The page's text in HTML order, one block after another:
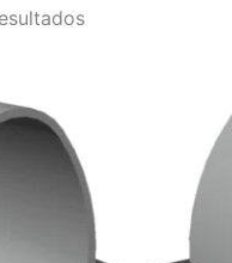
Classificado